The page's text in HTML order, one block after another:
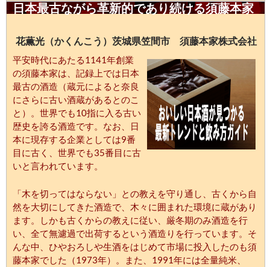
日本最古ながら革新的であり続ける須藤本家
花薫光（かくんこう）茨城県笠間市 須藤本家株式会社
平安時代にあたる1141年創業
の須藤本家は、記録上では日本
最古の酒造（蔵元によると奈良
にさらに古い酒蔵があるとのこ
と）。世界でも10指に入る古い
歴史を誇る酒造です。なお、日
本に現存する企業としては9番
目に古く、世界でも35番目に古
いと言われています。
「木を切ってはならない」との教えを守り通し、古くから自
然を大切にしてきた酒造で、木々に囲まれた環境に蔵があり
ます。しかも古くからの教えに従い、厳冬期のみ酒造を行
い、全て無濾過で出荷するという酒造りを行っています。そ
んな中、ひやおろしや生酒をはじめて市場に投入したのも須
藤本家でした（1973年）。また、1991年には全量純米、